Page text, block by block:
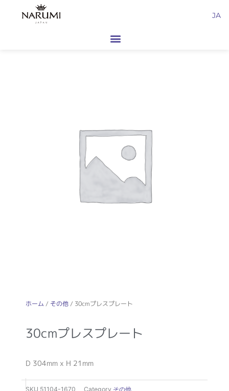
JA
ホーム / その他/ 30cmプレスプレート
30cmプレスプレート
D 304mm x H 21mm
SKU 51104-1670 Category その他